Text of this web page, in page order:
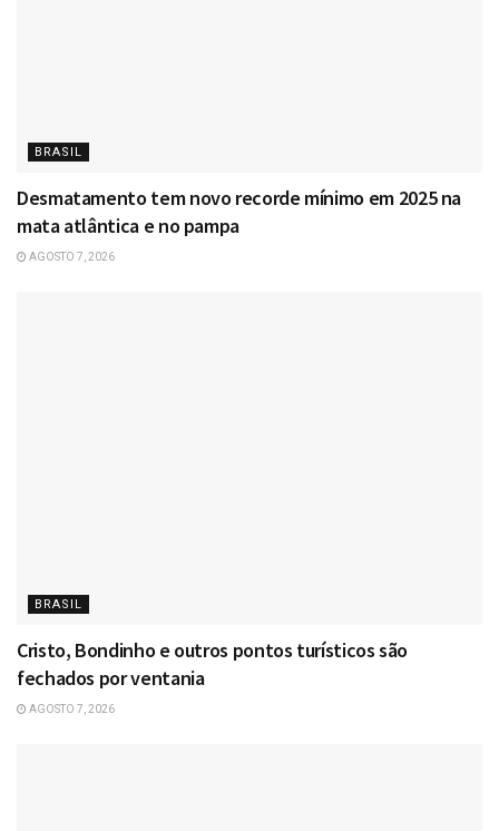
BRASIL
Desmatamento tem novo recorde mínimo em 2025 na
mata atlântica e no pampa
AGOSTO 7, 2026
BRASIL
Cristo, Bondinho e outros pontos turísticos são
fechados por ventania
AGOSTO 7, 2026